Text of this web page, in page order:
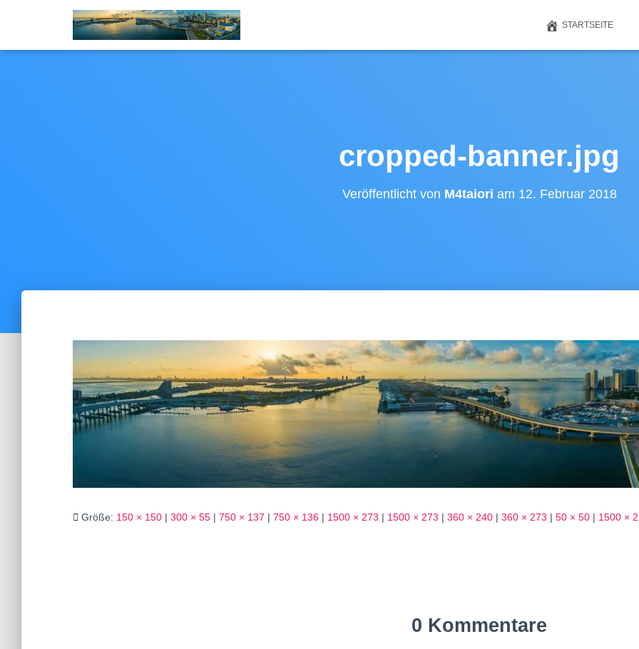
STARTSEITE
cropped-banner.jpg
Veröffentlicht von M4taiori am 12. Februar 2018
Größe: 150 × 150 | 300 × 55 | 750 × 137 | 750 × 136 | 1500 × 273 | 1500 × 273 | 360 × 240 | 360 × 273 | 50 × 50 | 1500 ×
0 Kommentare